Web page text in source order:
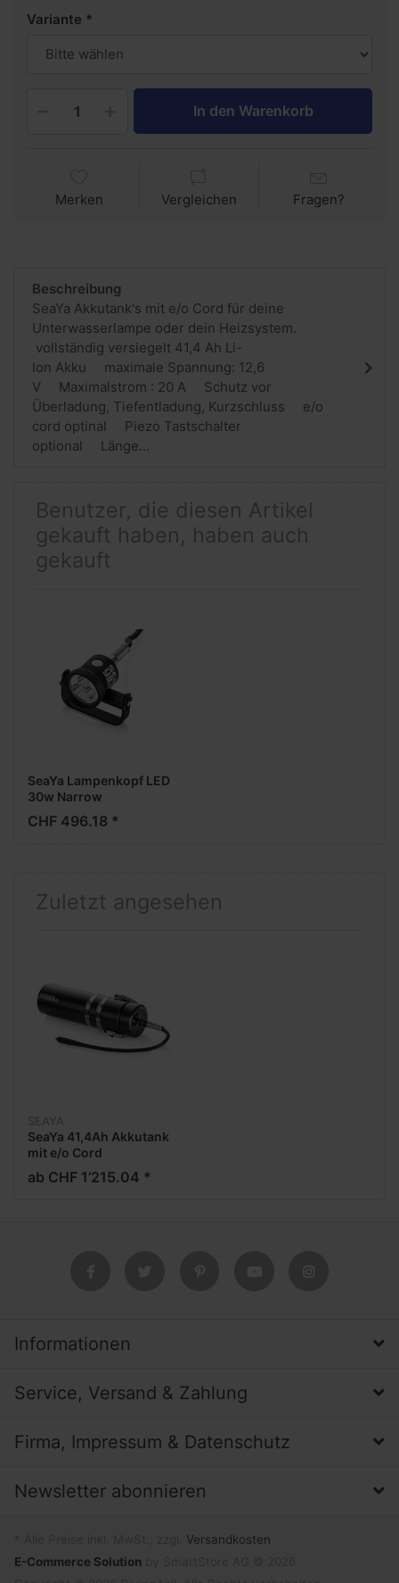
Variante
In den Warenkorb
Merken Vergleichen Fragen?
Beschreibung
SeaYa Akkutank's mit e/o Cord für deine
Unterwasserlampe oder dein Heizsystem.
vollständig versiegelt 41,4 Ah Li-
Ion Akku maximale Spannung: 12,6
V Maximalstrom : 20 A Schutz vor
Überladung, Tiefentladung, Kurzschluss e/o
cord optinal Piezo Tastschalter
optional Länge...
Benutzer, die diesen Artikel
gekauft haben, haben auch
gekauft
SeaYa Lampenkopf LED
30w Narrow
CHF 496.18 *
Zuletzt angesehen
SEAYA
SeaYa 41,4Ah Akkutank
mit e/o Cord
ab CHF 1’215.04 *
Informationen
Service, Versand & Zahlung
Firma, Impressum & Datenschutz
Newsletter abonnieren
Versandkosten
E-Commerce Solution